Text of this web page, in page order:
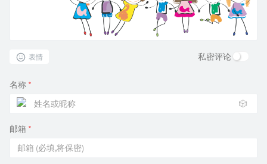
表情 私密评论
名称 *
🎲
邮箱 *